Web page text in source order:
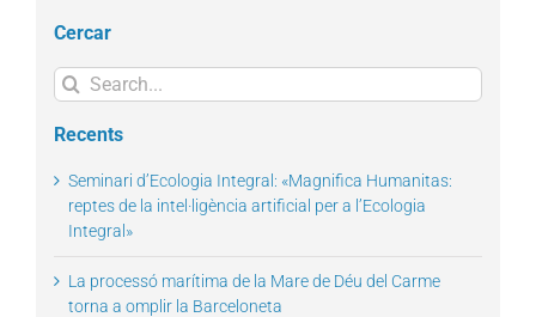
Cercar
Search
for:
Recents
Seminari d’Ecologia Integral: «Magnifica Humanitas:
reptes de la intel·ligència artificial per a l’Ecologia
Integral»
La processó marítima de la Mare de Déu del Carme
torna a omplir la Barceloneta